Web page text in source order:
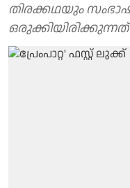
തിരക്കഥയും
ഒരുക്കിയിരിക്കുന്നത്